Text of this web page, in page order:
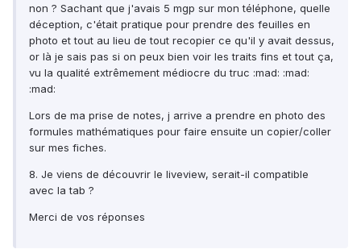
non ? Sachant que j'avais 5 mgp sur mon téléphone, quelle
déception, c'était pratique pour prendre des feuilles en
photo et tout au lieu de tout recopier ce qu'il y avait dessus,
or là je sais pas si on peux bien voir les traits fins et tout ça,
vu la qualité extrêmement médiocre du truc :mad: :mad:
:mad:
Lors de ma prise de notes, j arrive a prendre en photo des
formules mathématiques pour faire ensuite un copier/coller
sur mes fiches.
8. Je viens de découvrir le liveview, serait-il compatible
avec la tab ?
Merci de vos réponses